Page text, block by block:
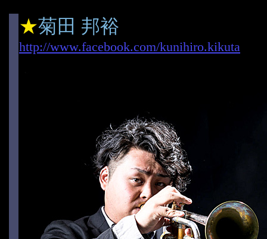
★菊田 邦裕
http://www.facebook.com/kunihiro.kikuta